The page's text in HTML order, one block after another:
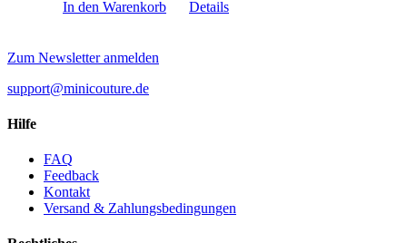
In den Warenkorb
Details
Zum Newsletter anmelden
support@minicouture.de
Hilfe
FAQ
Feedback
Kontakt
Versand & Zahlungsbedingungen